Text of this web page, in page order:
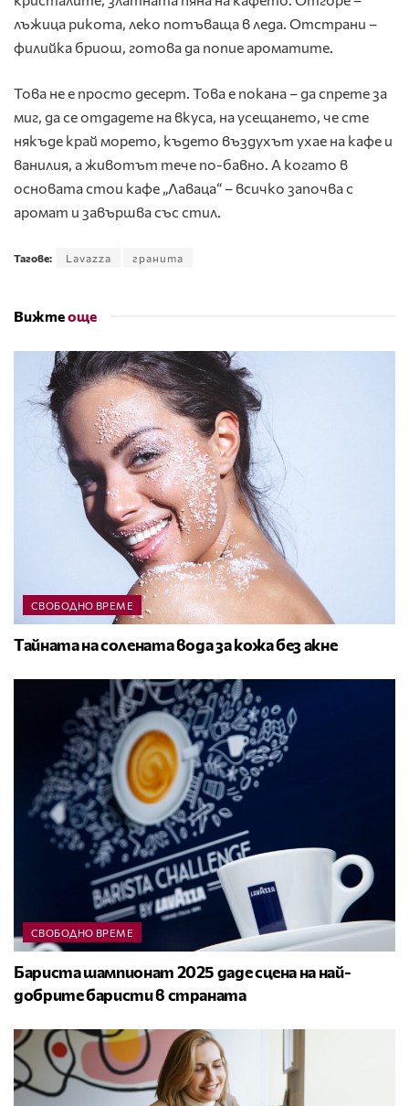
лъжица рикота, леко потъваща в леда. Отстрани –
филийка бриош, готова да попие ароматите.
Това не е просто десерт. Това е покана – да спрете за
миг, да се отдадете на вкуса, на усещането, че сте
някъде край морето, където въздухът ухае на кафе и
ванилия, а животът тече по-бавно. А когато в
основата стои кафе „Лаваца“ – всичко започва с
аромат и завършва със стил.
Тагове: Lavazza гранита
Вижтеоще
СВОБОДНО ВРЕМЕ
Тайната на солената вода за кожа без акне
СВОБОДНО ВРЕМЕ
Бариста шампионат 2025 даде сцена на най-
добрите баристи в страната